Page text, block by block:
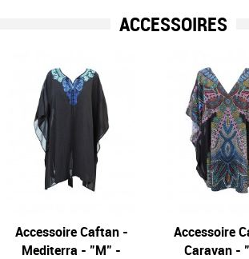
ACCESSOIRES
Accessoire Caftan -
Mediterra - "M" -
Accessoire
Caravan -